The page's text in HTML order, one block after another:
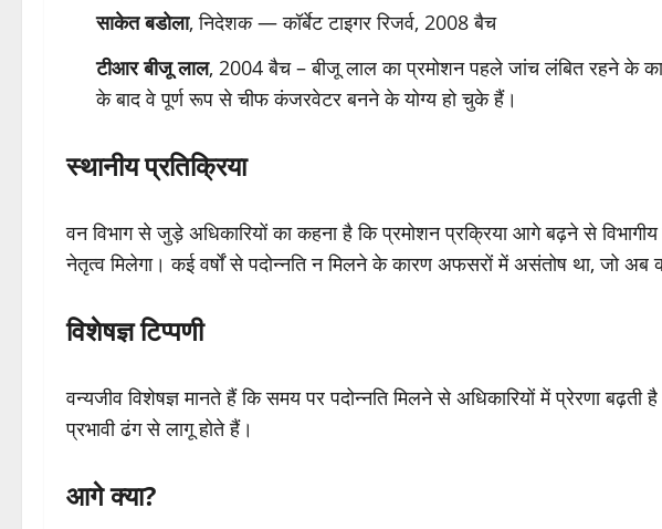
साकेत बडोला, निदेशक — कॉर्बेट टाइगर रिजर्व, 2008 बैच
टीआर बीजू लाल, 2004 बैच – बीजू लाल का प्रमोशन पहले जांच लंबित रहने के
के बाद वे पूर्ण रूप से चीफ कंजरवेटर बनने के योग्य हो चुके हैं।
स्थानीय प्रतिक्रिया
वन विभाग से जुड़े अधिकारियों का कहना है कि प्रमोशन प्रक्रिया आगे बढ़ने से
नेतृत्व मिलेगा। कई वर्षों से पदोन्नति न मिलने के कारण अफसरों में असंतोष था, जो अब
विशेषज्ञ टिप्पणी
वन्यजीव विशेषज्ञ मानते हैं कि समय पर पदोन्नति मिलने से अधिकारियों में प्रेरणा
प्रभावी ढंग से लागू होते हैं।
आगे क्या?